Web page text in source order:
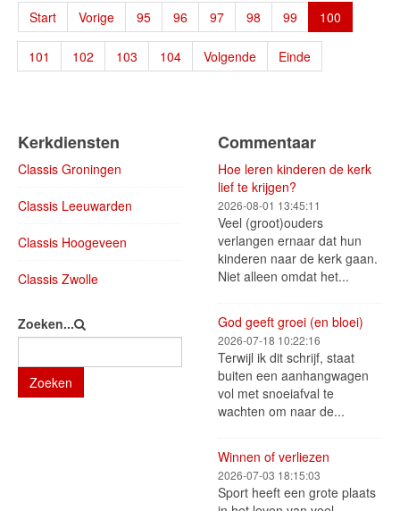
Start Vorige 95 96 97 98 99 100
101 102 103 104 Volgende Einde
Kerkdiensten
Classis Groningen
Classis Leeuwarden
Classis Hoogeveen
Classis Zwolle
Zoeken...
Zoeken
Commentaar
Hoe leren kinderen de kerk
lief te krijgen?
2026-08-01 13:45:11
Veel (groot)ouders
verlangen ernaar dat hun
kinderen naar de kerk gaan.
Niet alleen omdat het...
God geeft groei (en bloei)
2026-07-18 10:22:16
Terwijl ik dit schrijf, staat
buiten een aanhangwagen
vol met snoeiafval te
wachten om naar de...
Winnen of verliezen
2026-07-03 18:15:03
Sport heeft een grote plaats